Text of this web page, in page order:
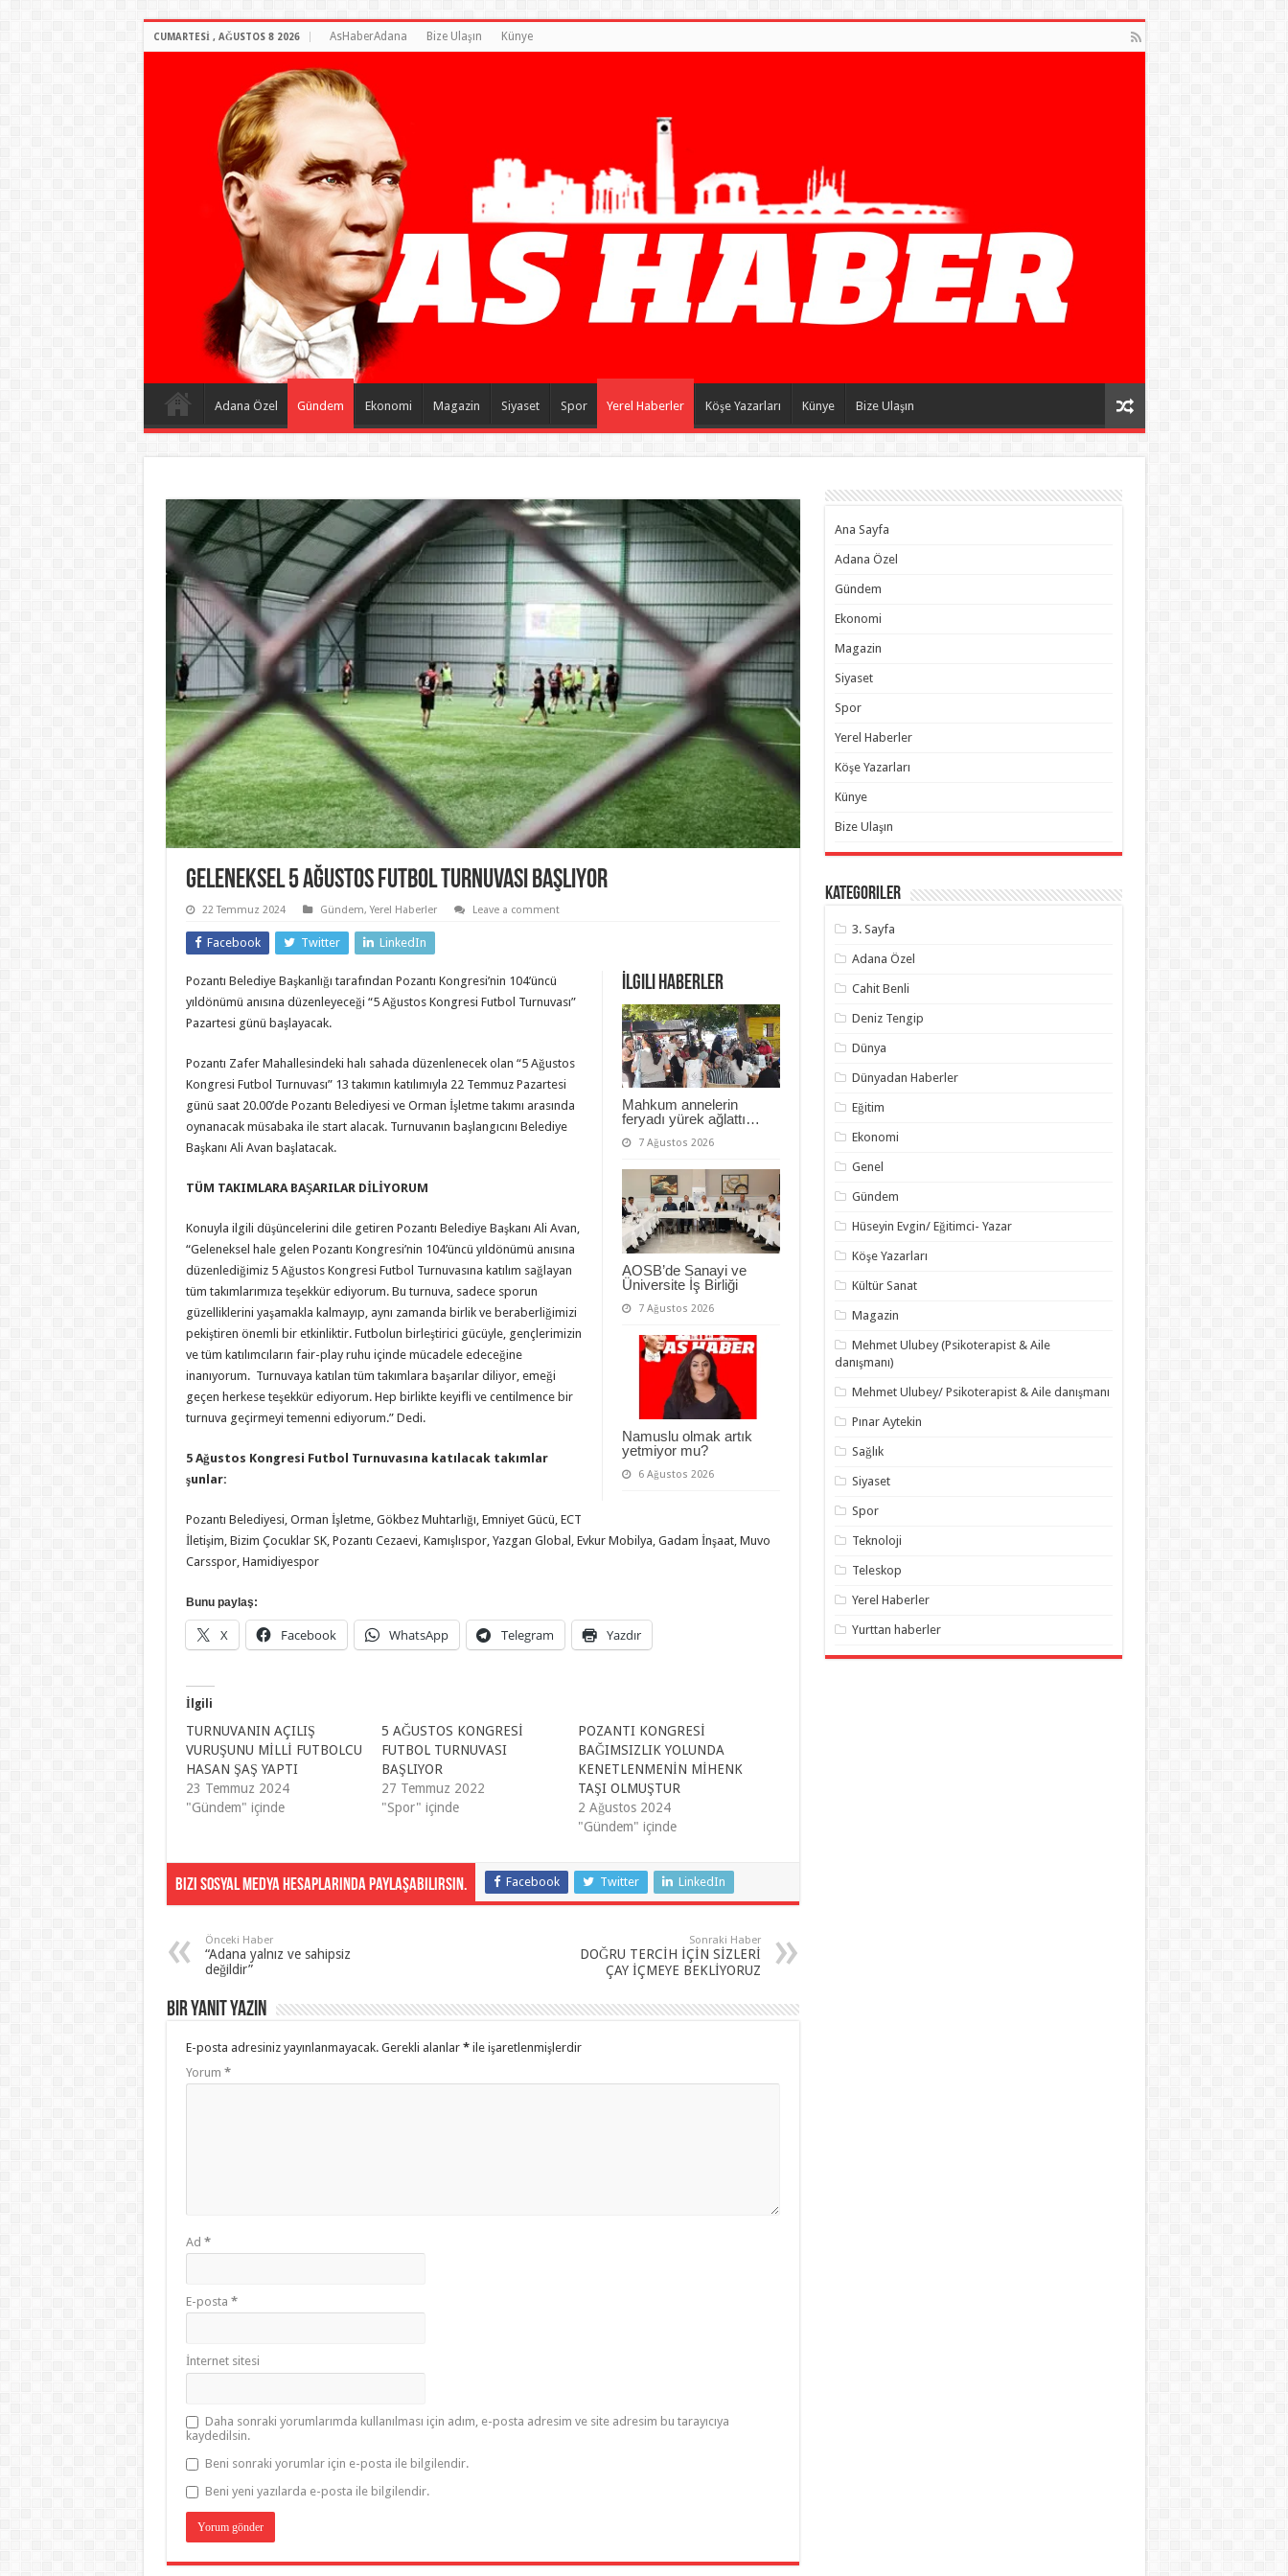
CUMARTESI , AĞUSTOS 8 2026 AsHaberAdana Bize Ulaşın Künye
Adana Özel Gündem Ekonomi Magazin Siyaset Spor Yerel Haberler Köşe Yazarları Künye Bize Ulaşın
Geleneksel 5 Ağustos Futbol Turnuvası Başlıyor
22 Temmuz 2024 Gündem,Yerel Haberler Leave a comment
Facebook Twitter LinkedIn
İlgili Haberler
Mahkum annelerin
feryadı yürek ağlattı…
7 Ağustos 2026
AOSB’de Sanayi ve
Üniversite İş Birliği
7 Ağustos 2026
Namuslu olmak artık
yetmiyor mu?
6 Ağustos 2026
Pozantı Belediye Başkanlığı tarafından Pozantı Kongresi’nin 104’üncü
yıldönümü anısına düzenleyeceği “5 Ağustos Kongresi Futbol Turnuvası”
Pazartesi günü başlayacak.
Pozantı Zafer Mahallesindeki halı sahada düzenlenecek olan “5 Ağustos
Kongresi Futbol Turnuvası” 13 takımın katılımıyla 22 Temmuz Pazartesi
günü saat 20.00’de Pozantı Belediyesi ve Orman İşletme takımı arasında
oynanacak müsabaka ile start alacak. Turnuvanın başlangıcını Belediye
Başkanı Ali Avan başlatacak.
TÜM TAKIMLARA BAŞARILAR DİLİYORUM
Konuyla ilgili düşüncelerini dile getiren Pozantı Belediye Başkanı Ali Avan,
“Geleneksel hale gelen Pozantı Kongresi’nin 104’üncü yıldönümü anısına
düzenlediğimiz 5 Ağustos Kongresi Futbol Turnuvasına katılım sağlayan
tüm takımlarımıza teşekkür ediyorum. Bu turnuva, sadece sporun
güzelliklerini yaşamakla kalmayıp, aynı zamanda birlik ve beraberliğimizi
pekiştiren önemli bir etkinliktir. Futbolun birleştirici gücüyle, gençlerimizin
ve tüm katılımcıların fair-play ruhu içinde mücadele edeceğine
inanıyorum. Turnuvaya katılan tüm takımlara başarılar diliyor, emeği
geçen herkese teşekkür ediyorum. Hep birlikte keyifli ve centilmence bir
turnuva geçirmeyi temenni ediyorum.” Dedi.
5 Ağustos Kongresi Futbol Turnuvasına katılacak takımlar
şunlar:
Pozantı Belediyesi, Orman İşletme, Gökbez Muhtarlığı, Emniyet Gücü, ECT
İletişim, Bizim Çocuklar SK, Pozantı Cezaevi, Kamışlıspor, Yazgan Global, Evkur Mobilya, Gadam İnşaat, Muvo
Carsspor, Hamidiyespor
Bunu paylaş:
X Facebook WhatsApp Telegram Yazdır
İlgili
TURNUVANIN AÇILIŞ
VURUŞUNU MİLLİ FUTBOLCU
HASAN ŞAŞ YAPTI
23 Temmuz 2024
"Gündem" içinde
5 AĞUSTOS KONGRESİ
FUTBOL TURNUVASI
BAŞLIYOR
27 Temmuz 2022
"Spor" içinde
POZANTI KONGRESİ
BAĞIMSIZLIK YOLUNDA
KENETLENMENİN MİHENK
TAŞI OLMUŞTUR
2 Ağustos 2024
"Gündem" içinde
Bizi Sosyal Medya Hesaplarında Paylaşabilirsin. Facebook Twitter LinkedIn
Önceki Haber
“Adana yalnız ve sahipsiz
değildir”
Sonraki Haber
DOĞRU TERCİH İÇİN SİZLERİ
ÇAY İÇMEYE BEKLİYORUZ
Bir yanıt yazın
E-posta adresiniz yayınlanmayacak. Gerekli alanlar *ile işaretlenmişlerdir
Yorum *
Ad *
E-posta *
İnternet sitesi
Daha sonraki yorumlarımda kullanılması için adım, e-posta adresim ve site adresim bu tarayıcıya
kaydedilsin.
Beni sonraki yorumlar için e-posta ile bilgilendir.
Beni yeni yazılarda e-posta ile bilgilendir.
Ana Sayfa
Adana Özel
Gündem
Ekonomi
Magazin
Siyaset
Spor
Yerel Haberler
Köşe Yazarları
Künye
Bize Ulaşın
Kategoriler
3. Sayfa
Adana Özel
Cahit Benli
Deniz Tengip
Dünya
Dünyadan Haberler
Eğitim
Ekonomi
Genel
Gündem
Hüseyin Evgin/ Eğitimci- Yazar
Köşe Yazarları
Kültür Sanat
Magazin
Mehmet Ulubey (Psikoterapist & Aile
danışmanı)
Mehmet Ulubey/ Psikoterapist & Aile danışmanı
Pınar Aytekin
Sağlık
Siyaset
Spor
Teknoloji
Teleskop
Yerel Haberler
Yurttan haberler